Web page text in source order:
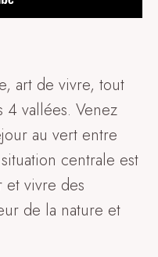
art de vivre, tout
4 vallées. Venez
au vert entre
centrale est
et vivre des
de la nature et